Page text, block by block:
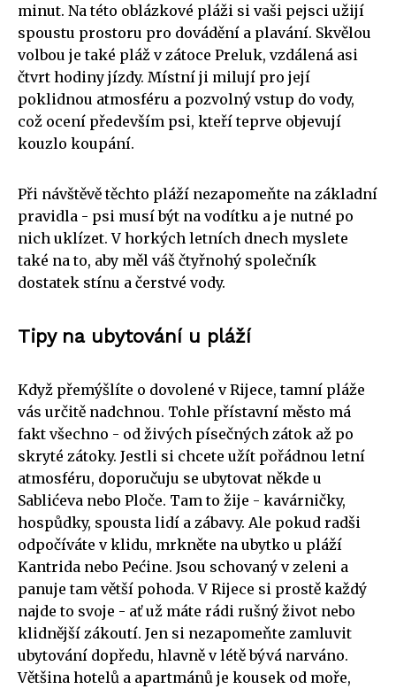
minut. Na této oblázkové pláži si vaši pejsci užijí
spoustu prostoru pro dovádění a plavání. Skvělou
volbou je také pláž v zátoce Preluk, vzdálená asi
čtvrt hodiny jízdy. Místní ji milují pro její
poklidnou atmosféru a pozvolný vstup do vody,
což ocení především psi, kteří teprve objevují
kouzlo koupání.
Při návštěvě těchto pláží nezapomeňte na základní
pravidla - psi musí být na vodítku a je nutné po
nich uklízet. V horkých letních dnech myslete
také na to, aby měl váš čtyřnohý společník
dostatek stínu a čerstvé vody.
Tipy na ubytování u pláží
Když přemýšlíte o dovolené v Rijece, tamní pláže
vás určitě nadchnou. Tohle přístavní město má
fakt všechno - od živých písečných zátok až po
skryté zátoky. Jestli si chcete užít pořádnou letní
atmosféru, doporučuju se ubytovat někde u
Sablićeva nebo Ploče. Tam to žije - kavárničky,
hospůdky, spousta lidí a zábavy. Ale pokud radši
odpočíváte v klidu, mrkněte na ubytko u pláží
Kantrida nebo Pećine. Jsou schovaný v zeleni a
panuje tam větší pohoda. V Rijece si prostě každý
najde to svoje - ať už máte rádi rušný život nebo
klidnější zákoutí. Jen si nezapomeňte zamluvit
ubytování dopředu, hlavně v létě bývá narváno.
Většina hotelů a apartmánů je kousek od moře,